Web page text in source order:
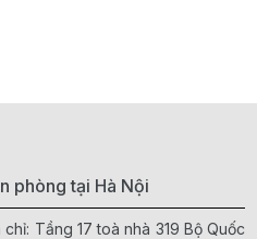
phòng tại Hà Nội
chỉ: Tầng 17 toà nhà 319 Bộ Quốc